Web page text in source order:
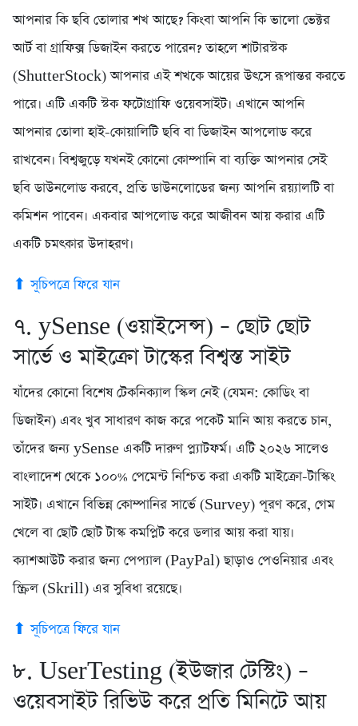
আপনার কি ছবি তোলার শখ আছে? কিংবা আপনি কি ভালো ভেক্টর
আর্ট বা গ্রাফিক্স ডিজাইন করতে পারেন? তাহলে শাটারস্টক
(ShutterStock) আপনার এই শখকে আয়ের উৎসে রূপান্তর করতে
পারে। এটি একটি স্টক ফটোগ্রাফি ওয়েবসাইট। এখানে আপনি
আপনার তোলা হাই-কোয়ালিটি ছবি বা ডিজাইন আপলোড করে
রাখবেন। বিশ্বজুড়ে যখনই কোনো কোম্পানি বা ব্যক্তি আপনার সেই
ছবি ডাউনলোড করবে, প্রতি ডাউনলোডের জন্য আপনি রয়্যালটি বা
কমিশন পাবেন। একবার আপলোড করে আজীবন আয় করার এটি
একটি চমৎকার উদাহরণ।
⬆ সূচিপত্রে ফিরে যান
৭. ySense (ওয়াইসেন্স) – ছোট ছোট
সার্ভে ও মাইক্রো টাস্কের বিশ্বস্ত সাইট
যাঁদের কোনো বিশেষ টেকনিক্যাল স্কিল নেই (যেমন: কোডিং বা
ডিজাইন) এবং খুব সাধারণ কাজ করে পকেট মানি আয় করতে চান,
তাঁদের জন্য ySense একটি দারুণ প্ল্যাটফর্ম। এটি ২০২৬ সালেও
বাংলাদেশ থেকে ১০০% পেমেন্ট নিশ্চিত করা একটি মাইক্রো-টাস্কিং
সাইট। এখানে বিভিন্ন কোম্পানির সার্ভে (Survey) পূরণ করে, গেম
খেলে বা ছোট ছোট টাস্ক কমপ্লিট করে ডলার আয় করা যায়।
ক্যাশআউট করার জন্য পেপ্যাল (PayPal) ছাড়াও পেওনিয়ার এবং
স্ক্রিল (Skrill) এর সুবিধা রয়েছে।
⬆ সূচিপত্রে ফিরে যান
৮. UserTesting (ইউজার টেস্টিং) –
ওয়েবসাইট রিভিউ করে প্রতি মিনিটে আয়